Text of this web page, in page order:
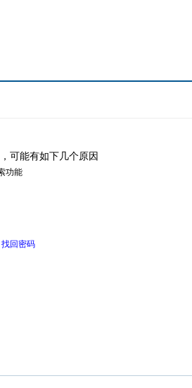
可能有如下几个原因
功能
找回密码